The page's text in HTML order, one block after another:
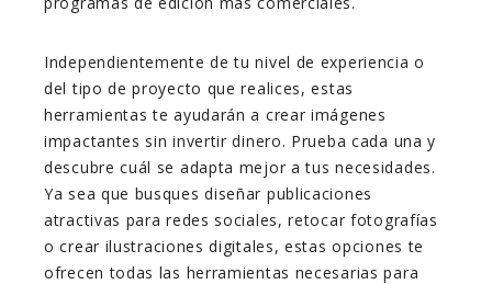
Independientemente de tu nivel de experiencia o
del tipo de proyecto que realices, estas
herramientas te ayudarán a crear imágenes
impactantes sin invertir dinero. Prueba cada una y
descubre cuál se adapta mejor a tus necesidades.
Ya sea que busques diseñar publicaciones
atractivas para redes sociales, retocar fotografías
o crear ilustraciones digitales, estas opciones te
ofrecen todas las herramientas necesarias para